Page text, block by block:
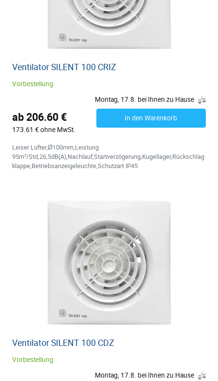
Ventilator SILENT 100 CRIZ
Vorbestellung
Montag, 17.8. bei Ihnen zu Hause
ab 206.60 €
173.61 € ohne MwSt.
In den Warenkorb
Leiser Lüfter,Ø100mm,Leistung
95m³/Std,26,5dB(A),Nachlauf,Startverzögerung,Kugellager,Rückschlag
klappe,Betriebsanzeigeleuchte,Schutzart IP45
Ventilator SILENT 100 CDZ
Vorbestellung
Montag, 17.8. bei Ihnen zu Hause